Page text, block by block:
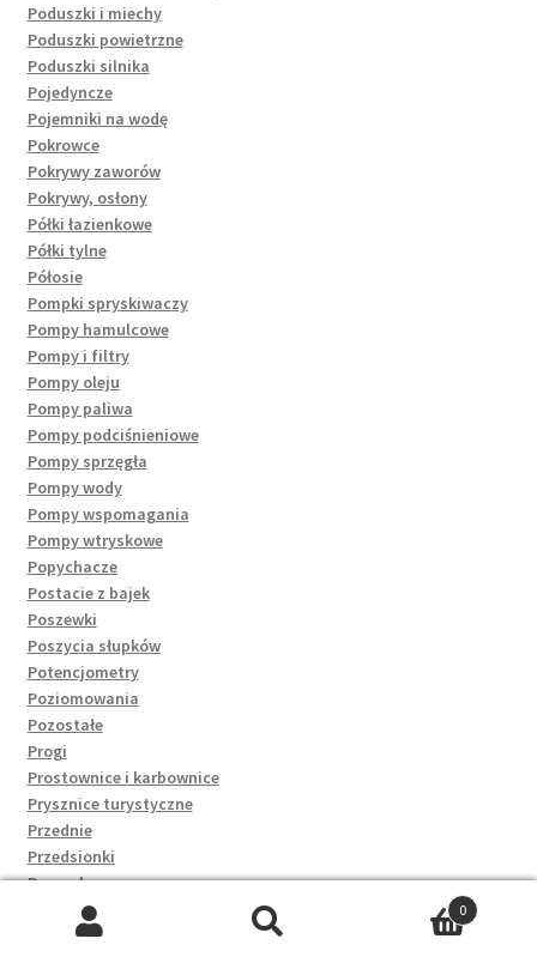
Poduszki i miechy
Poduszki powietrzne
Poduszki silnika
Pojedyncze
Pojemniki na wodę
Pokrowce
Pokrywy zaworów
Pokrywy, osłony
Półki łazienkowe
Półki tylne
Półosie
Pompki spryskiwaczy
Pompy hamulcowe
Pompy i filtry
Pompy oleju
Pompy paliwa
Pompy podciśnieniowe
Pompy sprzęgła
Pompy wody
Pompy wspomagania
Pompy wtryskowe
Popychacze
Postacie z bajek
Poszewki
Poszycia słupków
Potencjometry
Poziomowania
Pozostałe
Progi
Prostownice i karbownice
Prysznice turystyczne
Przednie
Przedsionki
Przeguby
Przekaźniki
Przekładnie kierownicze
0